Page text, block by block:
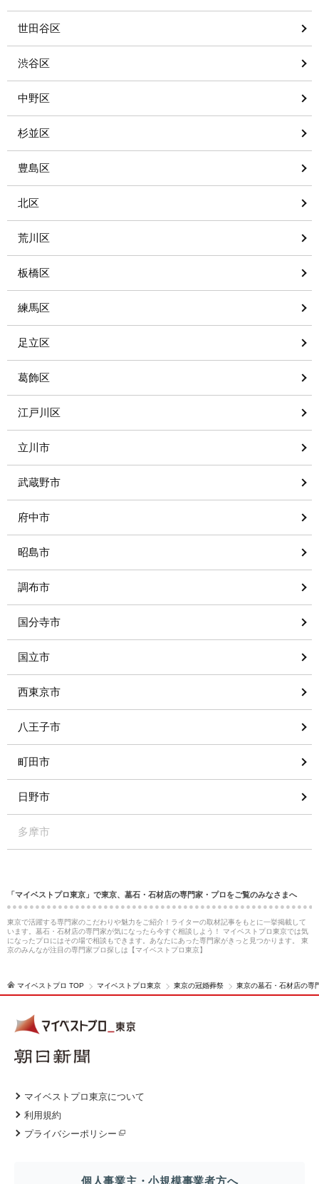
世田谷区
渋谷区
中野区
杉並区
豊島区
北区
荒川区
板橋区
練馬区
足立区
葛飾区
江戸川区
立川市
武蔵野市
府中市
昭島市
調布市
国分寺市
国立市
西東京市
八王子市
町田市
日野市
多摩市
「マイベストプロ東京」で東京、墓石・石材店の専門家・プロをご覧のみなさまへ
東京で活躍する専門家のこだわりや魅力をご紹介！ライターの取材記事をもとに一挙掲載して
います。墓石・石材店の専門家が気になったら今すぐ相談しよう！ マイベストプロ東京では気
になったプロにはその場で相談もできます。あなたにあった専門家がきっと見つかります。 東
京のみんなが注目の専門家プロ探しは【マイベストプロ東京】
マイベストプロ TOP マイベストプロ東京 東京の冠婚葬祭 東京の墓石・石材店の専
マイベストプロ東京について
利用規約
プライバシーポリシー
個人事業主・小規模事業者方へ